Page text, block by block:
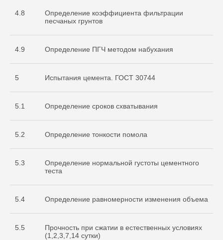
4.8
Определение коэффициента фильтрации
песчаных грунтов
4.9 Определение ПГЧ методом набухания
5 Испытания цемента. ГОСТ 30744
5.1 Определение сроков схватывания
5.2 Определение тонкости помола
5.3
Определение нормальной густоты цементного
теста
5.4 Определение равномерности изменения объема
5.5
Прочность при сжатии в естественных условиях
(1,2,3,7,14 сутки)
Разрешительная
документация